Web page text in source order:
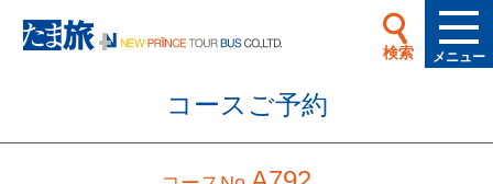
検索 メニュー
コースご予約